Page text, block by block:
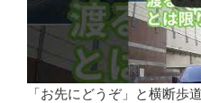
「お先にどうぞ」と横断歩